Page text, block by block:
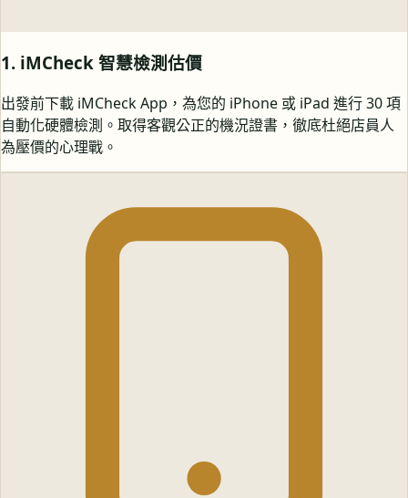
1. iMCheck 智慧檢測估價
出發前下載 iMCheck App，為您的 iPhone 或 iPad 進行 30 項
自動化硬體檢測。取得客觀公正的機況證書，徹底杜絕店員人
為壓價的心理戰。